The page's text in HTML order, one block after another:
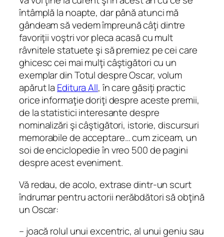
întâmplă la noapte, dar până atunci mă
gândeam să vedem împreună câţi dintre
favoriţii voştri vor pleca acasă cu mult
râvnitele statuete şi să premiez pe cei care
ghicesc cei mai mulţi câştigători cu un
exemplar din Totul despre Oscar, volum
apărut la Editura All, în care găsiţi practic
orice informaţie doriţi despre aceste premii,
de la statistici interesante despre
nominalizări şi câştigători, istorie, discursuri
memorabile de acceptare… cum ziceam, un
soi de enciclopedie în vreo 500 de pagini
despre acest eveniment.
Vă redau, de acolo, extrase dintr-un scurt
îndrumar pentru actorii nerăbdători să obţină
un Oscar:
– joacă rolul unui excentric, al unui geniu sau